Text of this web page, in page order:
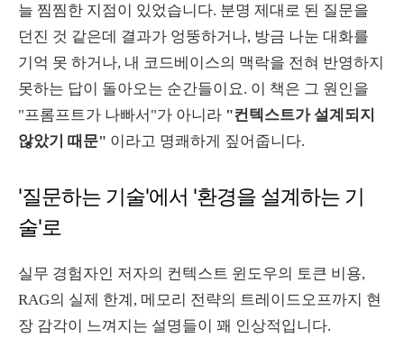
늘 찜찜한 지점이 있었습니다. 분명 제대로 된 질문을
던진 것 같은데 결과가 엉뚱하거나, 방금 나눈 대화를
기억 못 하거나, 내 코드베이스의 맥락을 전혀 반영하지
못하는 답이 돌아오는 순간들이요. 이 책은 그 원인을
"프롬프트가 나빠서"가 아니라 "컨텍스트가 설계되지
않았기 때문" 이라고 명쾌하게 짚어줍니다.
'질문하는 기술'에서 '환경을 설계하는 기
술'로
실무 경험자인 저자의 컨텍스트 윈도우의 토큰 비용,
RAG의 실제 한계, 메모리 전략의 트레이드오프까지 현
장 감각이 느껴지는 설명들이 꽤 인상적입니다.